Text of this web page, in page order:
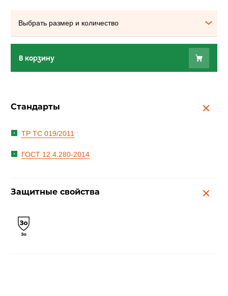
Выбрать размер и количество
В корзину
Стандарты
ТР ТС 019/2011
ГОСТ 12.4.280-2014
Защитные свойства